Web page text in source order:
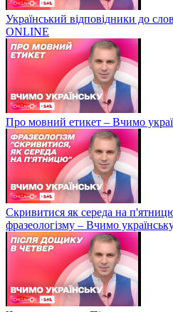
Український відповідники до
ONLINE
Про мовний етикет – Вчимо
Скривитися як середа на
фразеологізму – Вчимо